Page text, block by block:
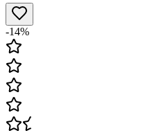
-14%